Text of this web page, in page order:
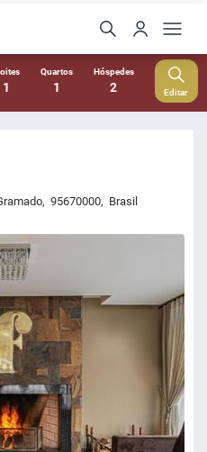
1
Quartos
1
Hóspedes
2 Editar
, 95670000, Brasil